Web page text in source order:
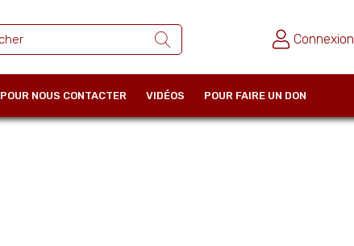
Connexion
POUR NOUS CONTACTER VIDÉOS POUR FAIRE UN DON